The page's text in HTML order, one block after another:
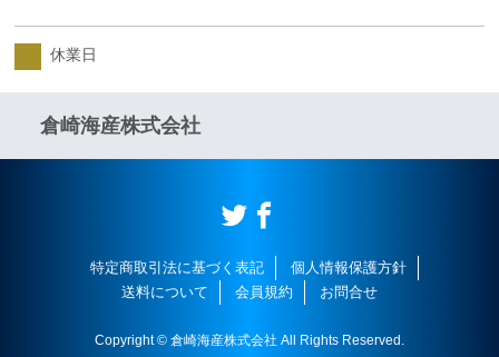
休業日
倉崎海産株式会社
特定商取引法に基づく表記
個人情報保護方針
送料について
会員規約 お問合せ
Copyright © 倉崎海産株式会社 All Rights Reserved.